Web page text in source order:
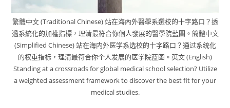
繁體中文 (Traditional Chinese) 站在海內外醫學系選校的十字路口？透
過系統化的加權指標，理清最符合你個人發展的醫學院藍圖。簡體中文
(Simplified Chinese) 站在海内外医学系选校的十字路口？通过系统化
的权重指标，理清最符合你个人发展的医学院蓝图。英文 (English)
Standing at a crossroads for global medical school selection? Utilize
a weighted assessment framework to discover the best fit for your
medical studies.